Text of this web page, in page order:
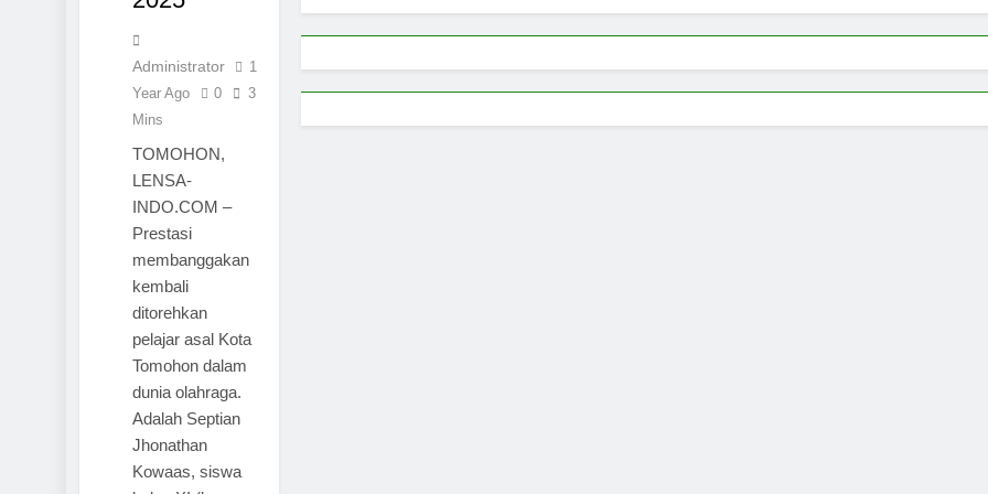
Administrator
1
Year Ago
0
3
Mins
TOMOHON,
LENSA-
INDO.COM –
Prestasi
membanggakan
kembali
ditorehkan
pelajar asal Kota
Tomohon dalam
dunia olahraga.
Adalah Septian
Jhonathan
Kowaas, siswa